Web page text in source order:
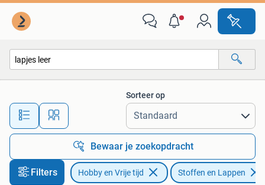
Alle afstanden…
Sorteer op
Bewaar je zoekopdracht
Filters Hobby en Vrije tijd Stoffen en Lappen